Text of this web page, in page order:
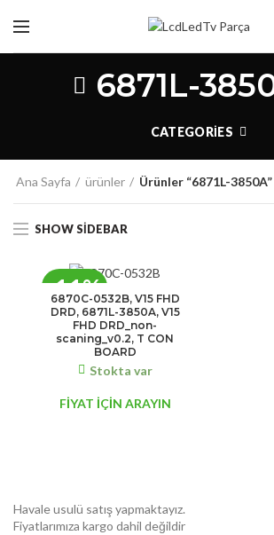
6871L-
CATEGORIES
Ana Sayfa ürünler Ürünler “6871L-
SHOW SIDEBAR
-11%
6870C-0532B, V15 FHD
DRD, 6871L-3850A, V15
FHD DRD_non-
scaning_v0.2, T CON
BOARD
FİYAT İÇİN ARAYIN
Stokta var
Havale usulü satış yapmaktayız.
Fiyatlarımıza kargo dahil değildir